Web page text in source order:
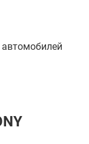
автомобилей